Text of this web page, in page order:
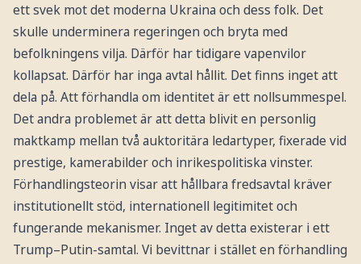
ett svek mot det moderna Ukraina och dess folk. Det
skulle underminera regeringen och bryta med
befolkningens vilja. Därför har tidigare vapenvilor
kollapsat. Därför har inga avtal hållit. Det finns inget att
dela på. Att förhandla om identitet är ett nollsummespel.
Det andra problemet är att detta blivit en personlig
maktkamp mellan två auktoritära ledartyper, fixerade vid
prestige, kamerabilder och inrikespolitiska vinster.
Förhandlingsteorin visar att hållbara fredsavtal kräver
institutionellt stöd, internationell legitimitet och
fungerande mekanismer. Inget av detta existerar i ett
Trump–Putin-samtal. Vi bevittnar i stället en förhandling